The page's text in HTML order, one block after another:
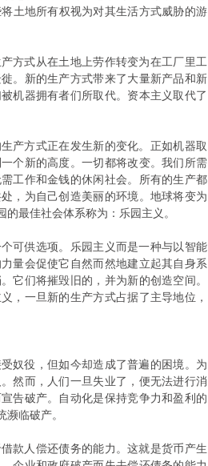
土地所有权视为对其生活方式威胁的游
式从在土地上劳作转变为在工厂里工
。新的生产方式带来了大量新产品和新
机器拥有者们所取代。资本主义取代了
方式正在发生新的变化。正如机器取
个新的高度。一切都将改变。我们所需
工作和金钱的休闲社会。所有的生产都
，为自己创造美丽的环境。地球将变为
最佳社会体系称为：乐园主义。
供选项。乐园主义而是一种与以智能
量会促使它自然而然地建立起其自身系
它们将摧毁旧的，并为新的创造空间。
，一旦新的生产方式占据了主导地位，
役，但如今却造成了普遍的困境。为
然而，人们一旦失业了，便无法进行消
告破产。自动化是保持竞争力和盈利的
临破产。
人偿还债务的能力。这就是货币产生